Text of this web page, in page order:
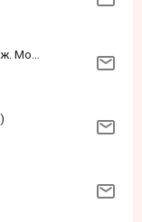
Алиса ( косметика Янс*ен, дет одеж. Моне)